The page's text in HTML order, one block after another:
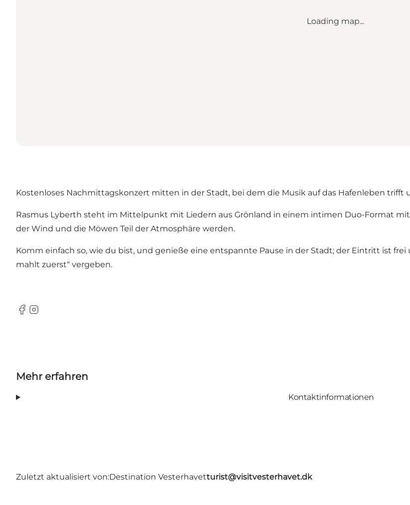
Loading map...
Kostenloses Nachmittagskonzert mitten in der Stadt, bei dem die Musik auf das Hafenleben
Rasmus Lyberth steht im Mittelpunkt mit Liedern aus Grönland in einem intimen Duo-Format
der Wind und die Möwen Teil der Atmosphäre werden.
Komm einfach so, wie du bist, und genieße eine entspannte Pause in der Stadt; der Eintritt ist
mahlt zuerst“ vergeben.
Facebook
Instagram
Mehr erfahren
Kontaktinformationen
Zuletzt aktualisiert von:Destination Vesterhavetturist@visitvesterhavet.dk